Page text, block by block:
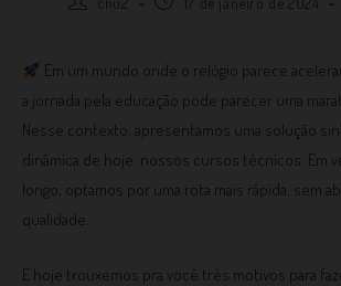
Em um mundo onde o relógio parece
a jornada pela educação pode parecer uma
Nesse contexto, apresentamos uma solução
dinâmica de hoje: nossos cursos técnicos. Em
longo, optamos por uma rota mais rápida, sem
qualidade.
E hoje trouxemos pra você três motivos para